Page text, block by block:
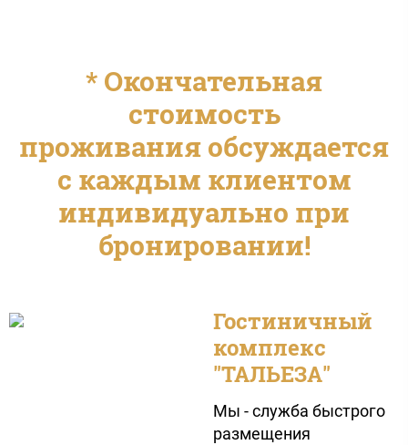
​* Окончательная
стоимость
проживания обсуждается
с каждым клиентом
индивидуально при
бронировании!​​​
Гостиничный
комплекс
"ТАЛЬЕЗА"
Мы - служба быстрого
размещения